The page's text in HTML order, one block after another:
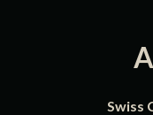
Swiss